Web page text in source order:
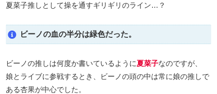
夏菜子推しとして操を通すギリギリのライン…？
ビーノの血の半分は緑色だった。
ビーノの推しは何度か書いているように夏菜子なのですが、
娘とライブに参戦するとき、ビーノの頭の中は常に娘の推しで
ある杏果が中心でした。